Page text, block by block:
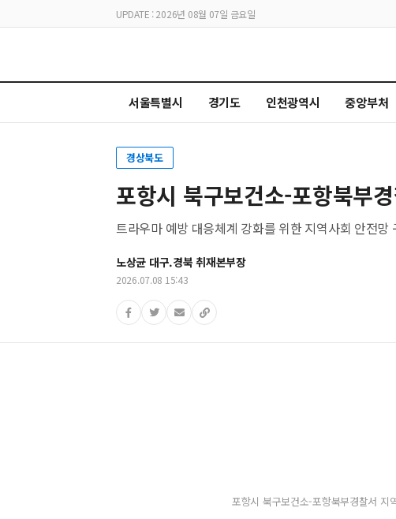
UPDATE : 2026년 08월 07일 금요일
서울특별시 경기도 인천광역시 중앙부처
경상북도
포항시 북구보건소-포항북부
트라우마 예방 대응체계 강화를 위한 지역사회 안전망
노상균 대구.경북 취재본부장
2026.07.08 15:43
포항시 북구보건소-포항북부경찰서 지